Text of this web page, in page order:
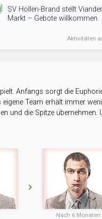
SV Hollen-Brand stellt
Markt – Gebote willkommen.
Aktivitäten
Anfangs sorgt die
Team erhält immer
und die Spitze
Nach 6 Monaten